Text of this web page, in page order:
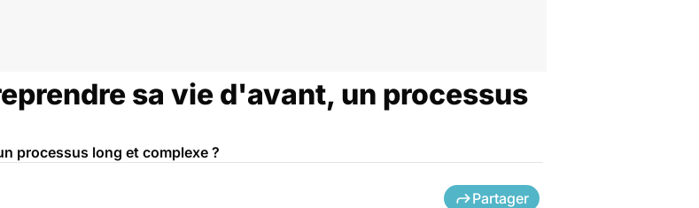
sa vie d'avant, un processus
processus long et complexe ?
Partager